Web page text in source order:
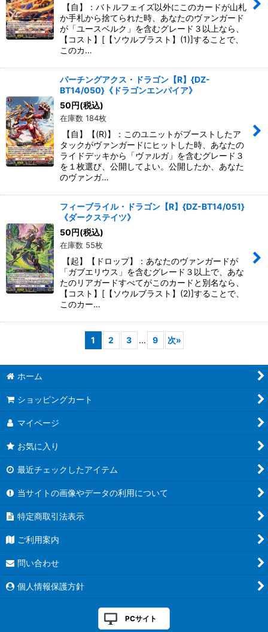
【自】：バトルフェイズ以外にこのカードが山札
か手札から捨てられた時、あなたのヴァンガード
が「ユースベルク」を含むグレード３以上なら、
【コスト】[【ソウルブラスト】(1)]することで、
このカ…
パーチングアクス・ドラゴン【R】{DZ-
BT14/050}《ドラゴンエンパイア》
50円(税込)
在庫数 184枚
【自】【(R)】：このユニットがブーストしたア
タックがヴァンガードにヒットした時、あなたの
ライドデッキから「ヴァルガ」を含むグレード３
を１枚選び、公開してよい。公開したか、あなた
のヴァンガ…
フィーブライル・ドラゴン【R】{DZ-BT14/051}
《ダークステイツ》
50円(税込)
在庫数 55枚
【起】【ドロップ】：あなたのヴァンガードが
「ガブエリウス」を含むグレード３以上で、あな
たのリアガードすべてがこのカードと別名なら、
【コスト】[【ソウルブラスト】(2)]することで、
このカー…
1 2 3 ... 9 次»
ホーム
ショッピングカート
マイページ
お気に入り
最近チェックしたアイテム
当サイトの画像やデータの利用について
特定商取引法表示
ご利用案内
問い合わせ
個人情報保護方針
PCサイト